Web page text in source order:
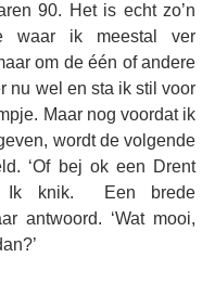
90. Het is echt zo’n
waar ik meestal ver
om de één of andere
nu wel en sta ik stil voor
Maar nog voordat ik
wordt de volgende
‘Of bej ok een Drent
Ik knik.  Een brede
antwoord. ‘Wat mooi,